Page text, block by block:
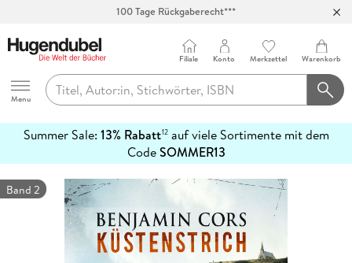
100 Tage Rückgaberecht***
Hugendubel
Menu
Filiale Konto Merkzettel Warenkorb
Summer Sale: 13% Rabatt12auf viele Sortimente mit dem
CodeSOMMER13
erfahren
Band 2